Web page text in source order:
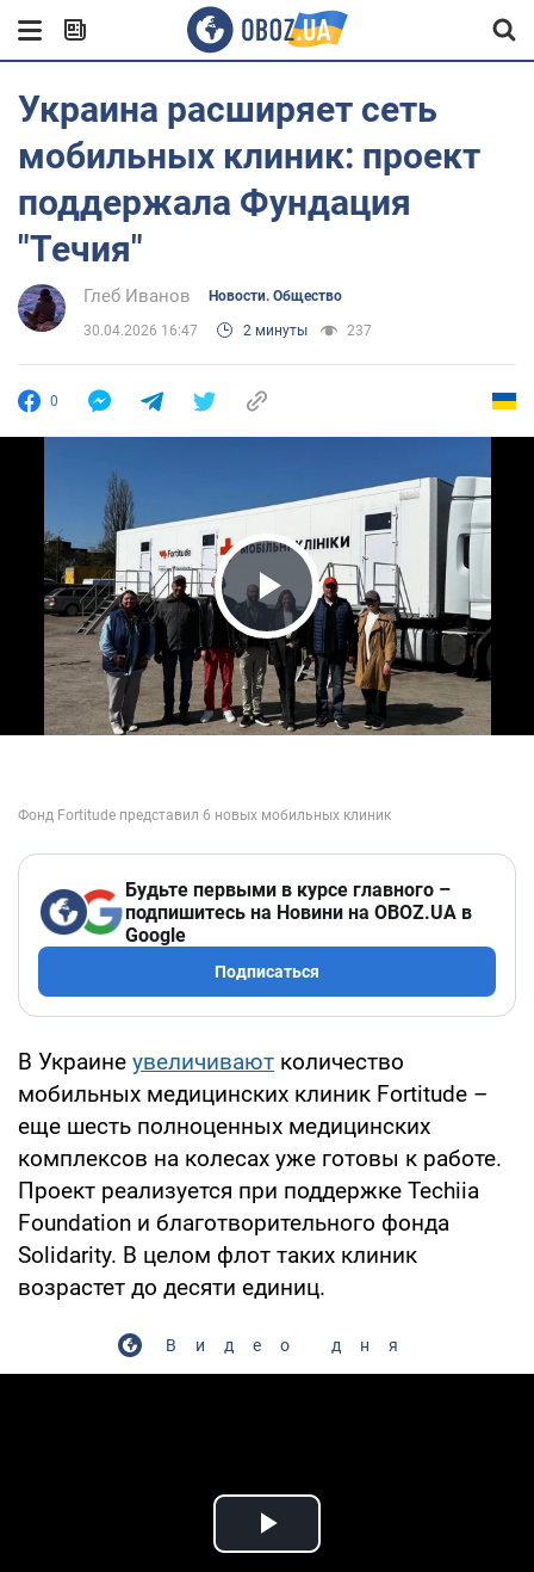
Украина расширяет сеть
мобильных клиник: проект
поддержала Фундация
"Течия"
Глеб Иванов Новости. Общество
30.04.2026 16:47 2 минуты 237
0
Play Video
Будьте первыми в курсе главного –
подпишитесь на Новини на OBOZ.UA в
Google
Подписаться
В Украине увеличивают количество
мобильных медицинских клиник Fortitude –
еще шесть полноценных медицинских
комплексов на колесах уже готовы к работе.
Проект реализуется при поддержке Techiia
Foundation и благотворительного фонда
Solidarity. В целом флот таких клиник
возрастет до десяти единиц.
Видео дня
Play Video